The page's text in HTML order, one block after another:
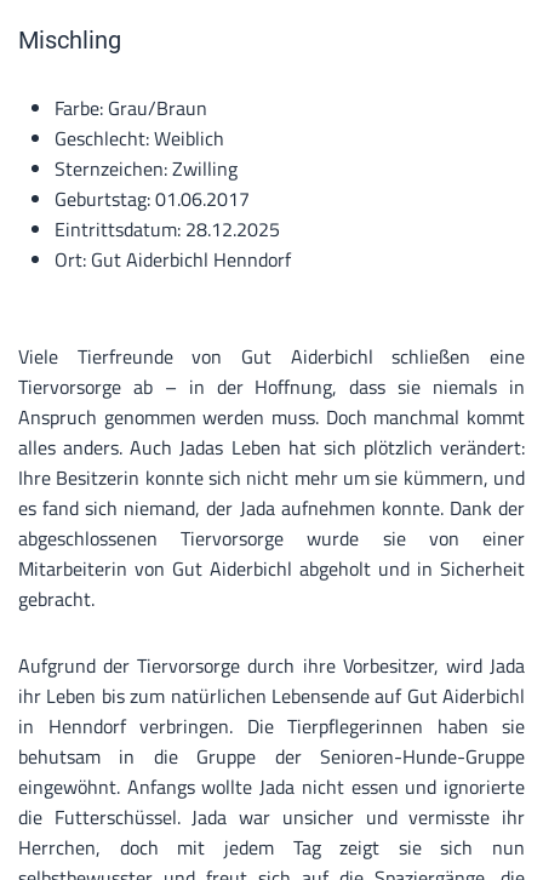
Mischling
Farbe: Grau/Braun
Geschlecht:Weiblich
Sternzeichen:Zwilling
Geburtstag:01.06.2017
Eintrittsdatum: 28.12.2025
Ort: Gut Aiderbichl Henndorf
Viele Tierfreunde von Gut Aiderbichl schließen eine
Tiervorsorge ab – in der Hoffnung, dass sie niemals in
Anspruch genommen werden muss. Doch manchmal kommt
alles anders. Auch Jadas Leben hat sich plötzlich verändert:
Ihre Besitzerin konnte sich nicht mehr um sie kümmern, und
es fand sich niemand, der Jada aufnehmen konnte. Dank der
abgeschlossenen Tiervorsorge wurde sie von einer
Mitarbeiterin von Gut Aiderbichl abgeholt und in Sicherheit
gebracht.
Aufgrund der Tiervorsorge durch ihre Vorbesitzer, wird Jada
ihr Leben bis zum natürlichen Lebensende auf Gut Aiderbichl
in Henndorf verbringen. Die Tierpflegerinnen haben sie
behutsam in die Gruppe der Senioren-Hunde-Gruppe
eingewöhnt. Anfangs wollte Jada nicht essen und ignorierte
die Futterschüssel. Jada war unsicher und vermisste ihr
Herrchen, doch mit jedem Tag zeigt sie sich nun